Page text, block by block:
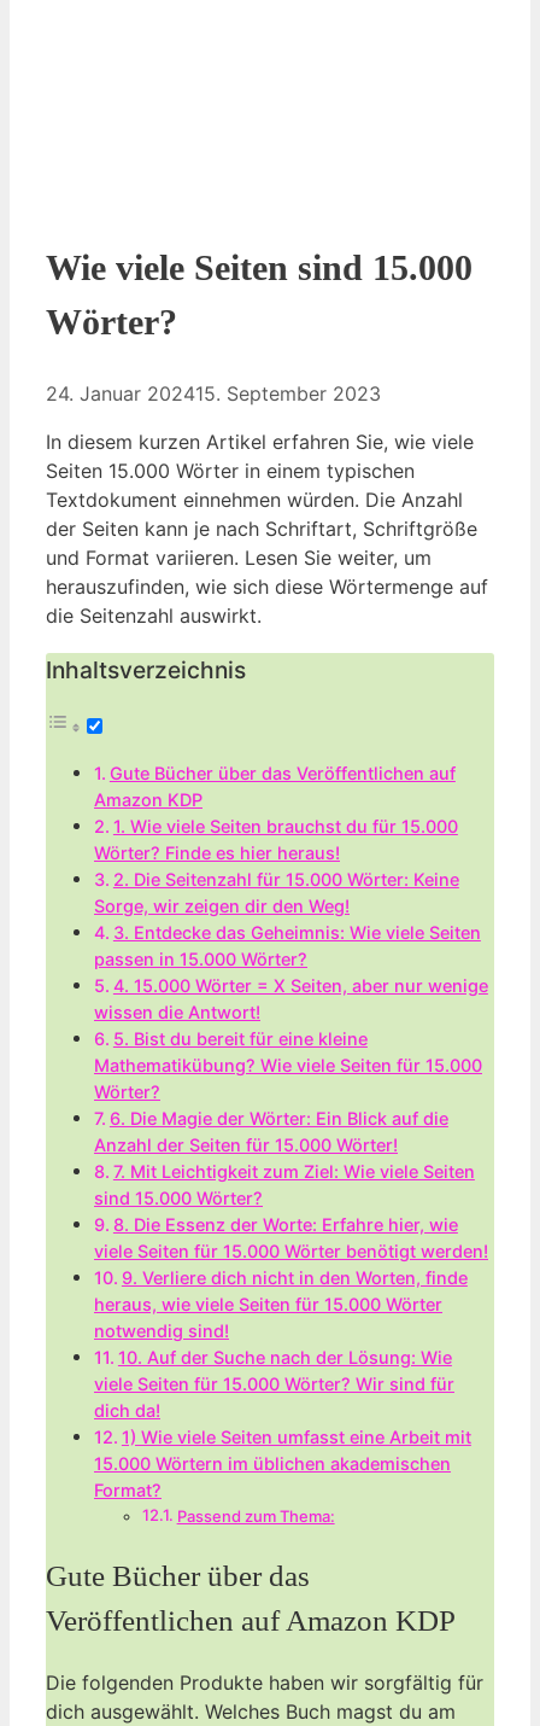
Wie viele Seiten sind 15.000
Wörter?
24. Januar 202415. September 2023
In diesem kurzen Artikel erfahren Sie, wie viele
Seiten 15.000 Wörter in einem typischen
Textdokument einnehmen würden. Die Anzahl
der Seiten kann je nach Schriftart, Schriftgröße
und Format variieren. Lesen Sie weiter, um
herauszufinden, wie sich diese Wörtermenge auf
die Seitenzahl auswirkt.
Inhaltsverzeichnis
Gute Bücher über das Veröffentlichen auf
Amazon KDP
1. Wie viele Seiten brauchst ⁣du für ⁢15.000
Wörter? Finde ‍es ‍hier heraus!
2. Die Seitenzahl für 15.000 Wörter: Keine
⁢Sorge, wir zeigen dir den⁢ Weg!
3. Entdecke ‍das ⁣Geheimnis: Wie viele Seiten
passen in 15.000 Wörter?
4. 15.000 ⁢Wörter = X Seiten, ​aber nur wenige
wissen die Antwort!
5. Bist​ du bereit für eine kleine
Mathematikübung? Wie viele ‌Seiten für 15.000
Wörter?
6. Die Magie der ⁤Wörter: Ein Blick auf die
Anzahl der Seiten für 15.000 Wörter!
7. Mit Leichtigkeit zum Ziel: ‍Wie viele Seiten
sind ⁢15.000 Wörter?
8. Die Essenz der Worte: Erfahre hier, wie
viele Seiten für 15.000 Wörter benötigt ‌werden!
9. Verliere dich​ nicht in den⁢ Worten, ⁤finde
⁢heraus, ​wie viele Seiten für 15.000 Wörter‌
notwendig sind!
10. Auf der⁣ Suche nach der Lösung: Wie
viele Seiten für 15.000 Wörter? Wir ⁤sind für
dich da!
1)​ Wie viele Seiten‍ umfasst ‌eine Arbeit mit
15.000 Wörtern im üblichen ⁣akademischen
Format?
Passend zum Thema:
Gute Bücher über das
Veröffentlichen auf Amazon KDP
Die folgenden ⁢Produkte haben wir sorgfältig für
‍dich ausgewählt. Welches‌ Buch magst du am